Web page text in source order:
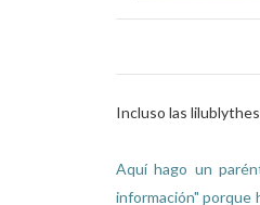
Incluso las
Aquí hago un
información" porque